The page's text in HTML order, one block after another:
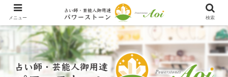
メニュー 検索